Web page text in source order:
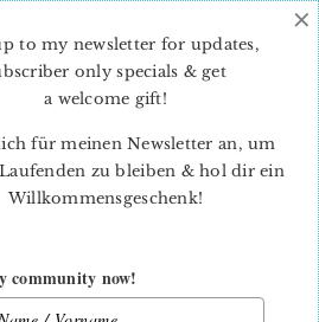
to my newsletter for updates,
only specials & get
a welcome gift!
für meinen Newsletter an, um
zu bleiben & hol dir ein
Willkommensgeschenk!
community now!
×